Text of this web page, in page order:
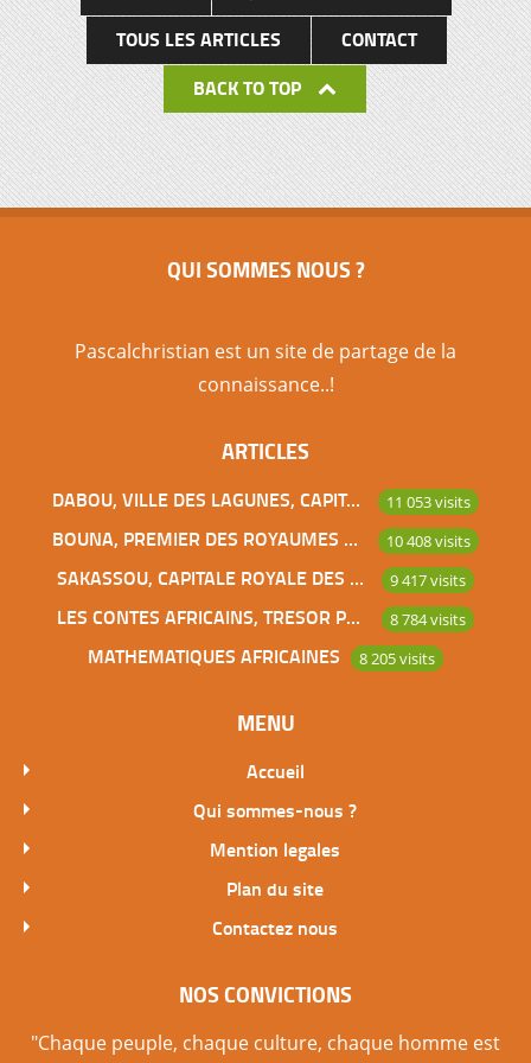
TOUS LES ARTICLES
CONTACT
BACK TO TOP
QUI SOMMES NOUS ?
Pascalchristian est un site de partage de la
connaissance..!
ARTICLES
DABOU, VILLE DES LAGUNES, CAPITALE DES ADJOUKROU 11 053 visits
BOUNA, PREMIER DES ROYAUMES DE CÔTE D’IVOIRE 10 408 visits
SAKASSOU, CAPITALE ROYALE DES BAOULES 9 417 visits
LES CONTES AFRICAINS, TRESOR POUR L’HUMANITE 8 784 visits
MATHEMATIQUES AFRICAINES 8 205 visits
MENU
Accueil
Qui sommes-nous ?
Mention legales
Plan du site
Contactez nous
NOS CONVICTIONS
"Chaque peuple, chaque culture, chaque homme est